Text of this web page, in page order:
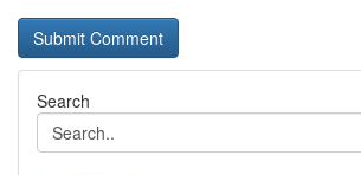
Search